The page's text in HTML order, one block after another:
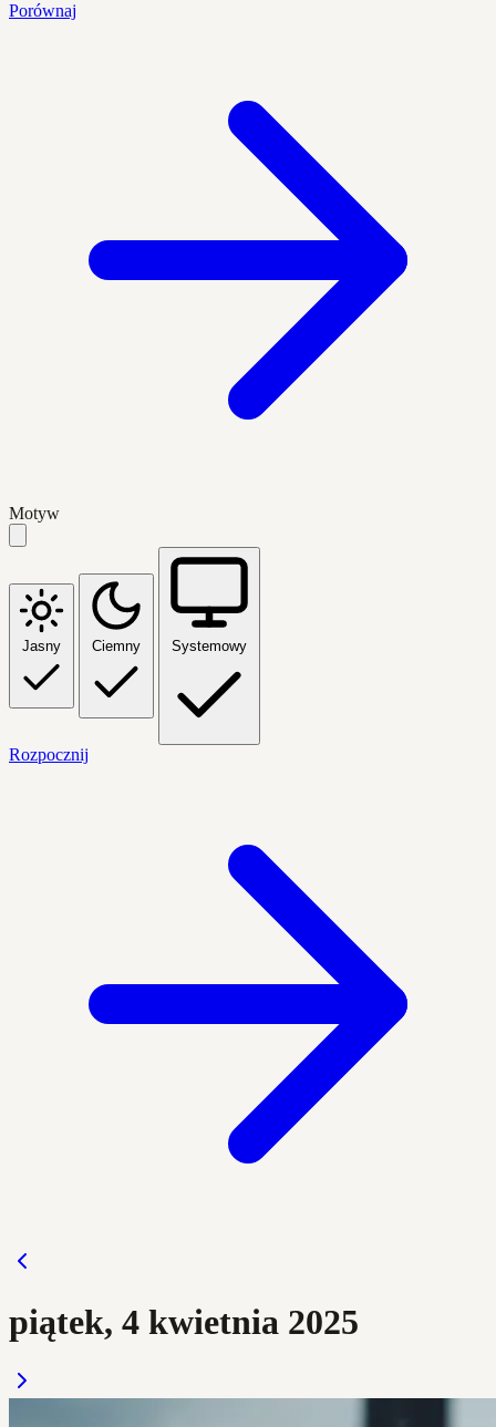
Porównaj
Motyw
Jasny Ciemny Systemowy
Rozpocznij
piątek, 4 kwietnia 2025